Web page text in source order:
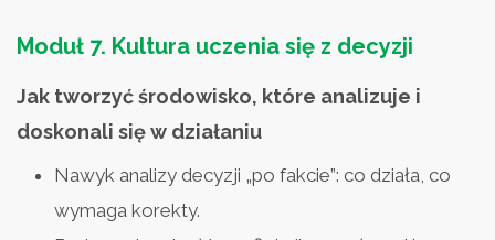
Moduł 7. Kultura uczenia się z decyzji
Jak tworzyć środowisko, które analizuje i
doskonali się w działaniu
Nawyk analizy decyzji „po fakcie”: co działa, co
wymaga korekty.